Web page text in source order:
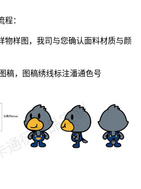
程：
物样图，我司与您确认面料材质与颜
稿，图稿绣线标注潘通色号